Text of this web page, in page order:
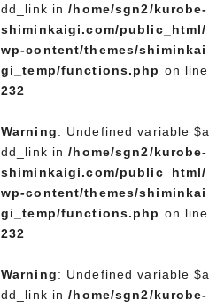
dd_link in/home/sgn2/kurobe-
shiminkaigi.com/public_html/
wp-content/themes/shiminkai
gi_temp/functions.php on line
232
Warning: Undefined variable $a
dd_link in/home/sgn2/kurobe-
shiminkaigi.com/public_html/
wp-content/themes/shiminkai
gi_temp/functions.php on line
232
Warning: Undefined variable $a
dd_link in/home/sgn2/kurobe-